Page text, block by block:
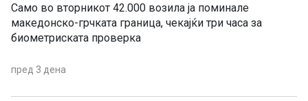
Само во вторникот 42.000 возила ја поминале
македонско-грчката граница, чекајќи три часа за
биометриската проверка
пред 3 дена